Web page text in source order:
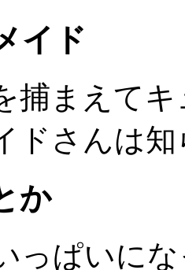
イド
捕まえて
ドさんは
か
っぱいに